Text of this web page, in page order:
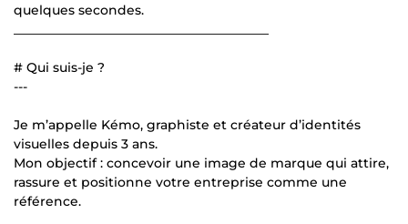
quelques secondes.
# Qui suis-je ?
---
Je m’appelle Kémo, graphiste et créateur d’identités
visuelles depuis 3 ans.
Mon objectif : concevoir une image de marque qui attire,
rassure et positionne votre entreprise comme une
référence.